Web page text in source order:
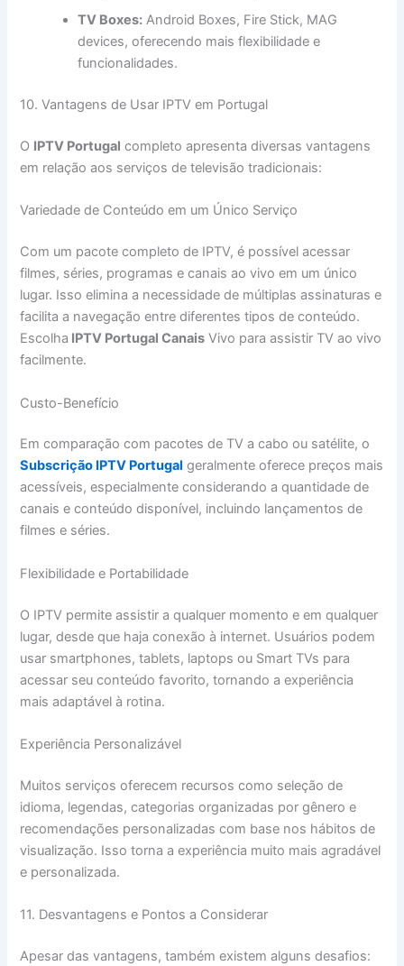
TV Boxes: Android Boxes, Fire Stick, MAG
devices, oferecendo mais flexibilidade e
funcionalidades.
10. Vantagens de Usar IPTV em Portugal
O IPTV Portugal completo apresenta diversas vantagens
em relação aos serviços de televisão tradicionais:
Variedade de Conteúdo em um Único Serviço
Com um pacote completo de IPTV, é possível acessar
filmes, séries, programas e canais ao vivo em um único
lugar. Isso elimina a necessidade de múltiplas assinaturas e
facilita a navegação entre diferentes tipos de conteúdo.
Escolha IPTV Portugal Canais Vivo para assistir TV ao vivo
facilmente.
Custo-Benefício
Em comparação com pacotes de TV a cabo ou satélite, o
Subscrição IPTV Portugal geralmente oferece preços mais
acessíveis, especialmente considerando a quantidade de
canais e conteúdo disponível, incluindo lançamentos de
filmes e séries.
Flexibilidade e Portabilidade
O IPTV permite assistir a qualquer momento e em qualquer
lugar, desde que haja conexão à internet. Usuários podem
usar smartphones, tablets, laptops ou Smart TVs para
acessar seu conteúdo favorito, tornando a experiência
mais adaptável à rotina.
Experiência Personalizável
Muitos serviços oferecem recursos como seleção de
idioma, legendas, categorias organizadas por gênero e
recomendações personalizadas com base nos hábitos de
visualização. Isso torna a experiência muito mais agradável
e personalizada.
11. Desvantagens e Pontos a Considerar
Apesar das vantagens, também existem alguns desafios: